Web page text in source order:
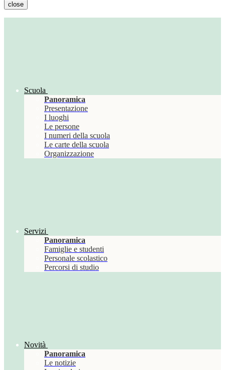
close
Scuola
Panoramica
Presentazione
I luoghi
Le persone
I numeri della scuola
Le carte della scuola
Organizzazione
Servizi
Panoramica
Famiglie e studenti
Personale scolastico
Percorsi di studio
Novità
Panoramica
Le notizie